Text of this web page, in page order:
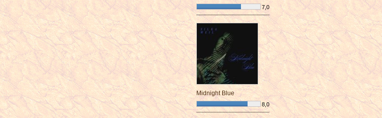
7,0
¯¯¯¯¯¯¯¯¯¯¯¯¯¯¯¯¯¯¯¯¯¯¯¯
Midnight Blue
8,0
¯¯¯¯¯¯¯¯¯¯¯¯¯¯¯¯¯¯¯¯¯¯¯¯